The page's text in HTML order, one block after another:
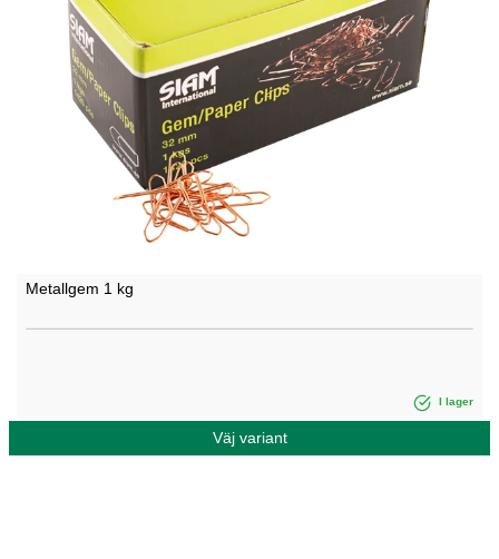
Metallgem 1 kg
I lager
Väj variant